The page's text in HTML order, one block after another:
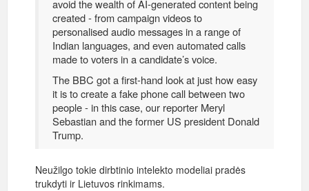
avoid the wealth of AI-generated content being
created - from campaign videos to
personalised audio messages in a range of
Indian languages, and even automated calls
made to voters in a candidate’s voice.
The BBC got a first-hand look at just how easy
it is to create a fake phone call between two
people - in this case, our reporter Meryl
Sebastian and the former US president Donald
Trump.
Neužilgo tokie dirbtinio intelekto modeliai pradės
trukdyti ir Lietuvos rinkimams.